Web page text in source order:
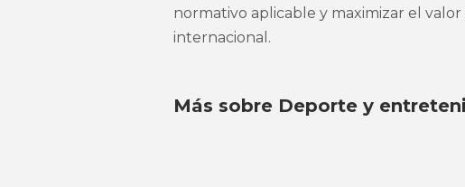
normativo aplicable y maximizar el
internacional.
Más sobre Deporte y